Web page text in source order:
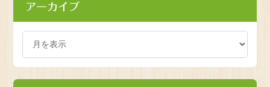
アーカイブ